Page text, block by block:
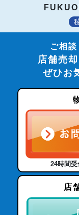
ご相談
店舗売
ぜひお
24時間
店